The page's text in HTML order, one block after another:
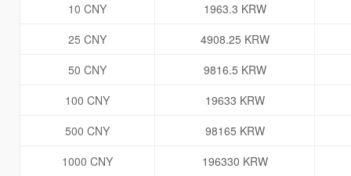
10 CNY
1963.3 KRW
25 CNY
4908.25 KRW
50 CNY
9816.5 KRW
100 CNY
19633 KRW
500 CNY
98165 KRW
1000 CNY
196330 KRW